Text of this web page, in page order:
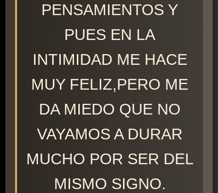
PENSAMIENTOS Y
PUES EN LA
INTIMIDAD ME HACE
MUY FELIZ,PERO ME
DA MIEDO QUE NO
VAYAMOS A DURAR
MUCHO POR SER DEL
MISMO SIGNO.